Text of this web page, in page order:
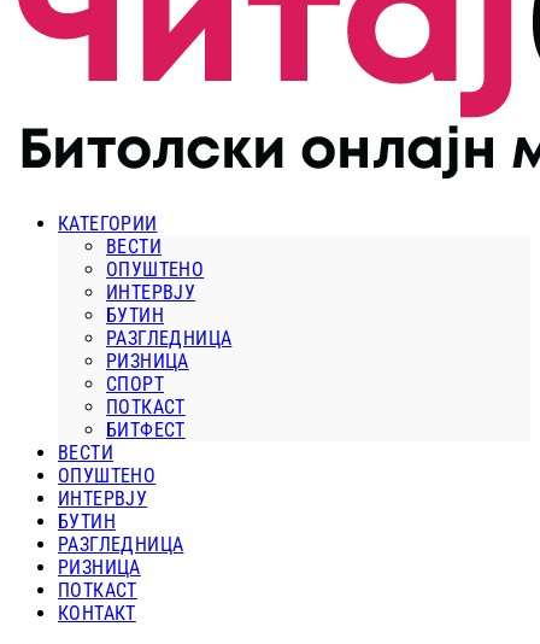
КАТЕГОРИИ
ВЕСТИ
ОПУШТЕНО
ИНТЕРВЈУ
БУТИН
РАЗГЛЕДНИЦА
РИЗНИЦА
СПОРТ
ПОТКАСТ
БИТФЕСТ
ВЕСТИ
ОПУШТЕНО
ИНТЕРВЈУ
БУТИН
РАЗГЛЕДНИЦА
РИЗНИЦА
ПОТКАСТ
КОНТАКТ